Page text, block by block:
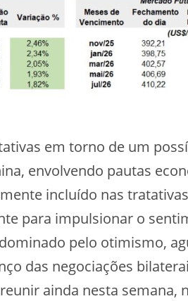
em torno de um
envolvendo pautas
incluído nas
para impulsionar o
pelo otimismo,
das negociações
ainda nesta semana,